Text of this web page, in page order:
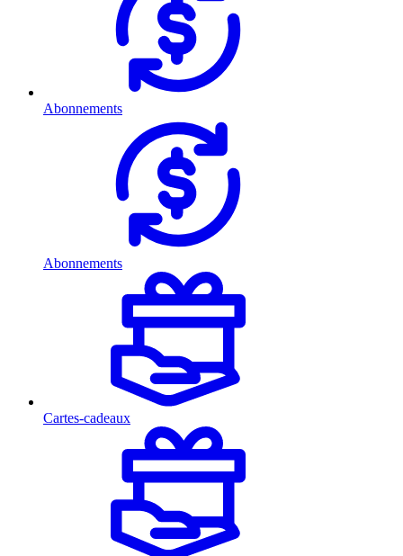
Abonnements
Abonnements
Cartes-cadeaux